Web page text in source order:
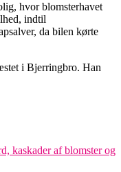
hvor blomsterhavet
indtil
da bilen kørte
i Bjerringbro. Han
kaskader af blomster og